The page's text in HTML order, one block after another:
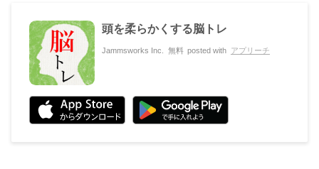
頭を柔らかくする脳トレ
Jammsworks Inc. 無料 posted with アプリーチ